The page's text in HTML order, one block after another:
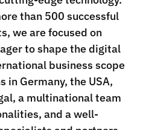
than 500 successful
we are focused on
to shape the digital
business scope
in Germany, the USA,
a multinational team
and a well-